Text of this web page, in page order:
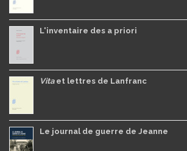
L'inventaire des a priori
Vitaet lettres de Lanfranc
Le journal de guerre de Jeanne